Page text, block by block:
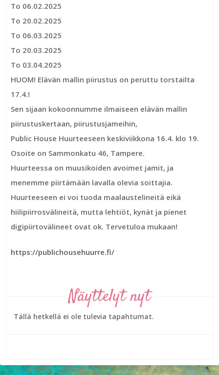
To 06.02.2025
To 20.02.2025
To 06.03.2025
To 20.03.2025
To 03.04.2025
HUOM! Elävän mallin piirustus on peruttu torstailta
17.4.!
Sen sijaan kokoonnumme ilmaiseen elävän mallin
piirustuskertaan, piirustusjameihin,
Public House Huurteeseen keskiviikkona 16.4. klo 19.
Osoite on Sammonkatu 46, Tampere.
Huurteessa on muusikoiden avoimet jamit, ja
menemme piirtämään lavalla olevia soittajia.
Huurteeseen ei voi tuoda maalaustelineitä eikä
hiilipiirrosvälineitä, mutta lehtiöt, kynät ja pienet
digipiirtovälineet ovat ok. Tervetuloa mukaan!
https://publichousehuurre.fi/
Näyttelyt nyt
Tällä hetkellä ei ole tulevia tapahtumat.